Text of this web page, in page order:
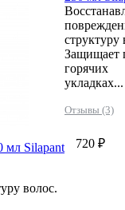
мл Silapant
структуру
Защищает
горячих
укладках...
Отзывы (3)
720 ₽
волос.